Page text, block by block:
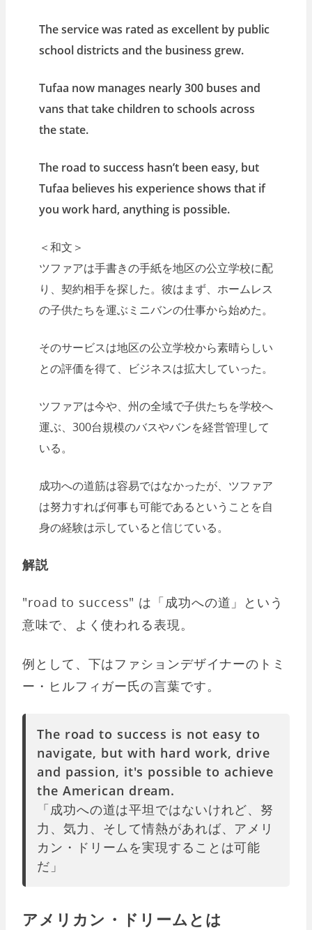
The service was rated as excellent by public
school districts and the business grew.
Tufaa now manages nearly 300 buses and
vans that take children to schools across
the state.
The road to success hasn’t been easy, but
Tufaa believes his experience shows that if
you work hard, anything is possible.
＜和文＞
ツファアは手書きの手紙を地区の公立学校に配
り、契約相手を探した。彼はまず、ホームレス
の子供たちを運ぶミニバンの仕事から始めた。
そのサービスは地区の公立学校から素晴らしい
との評価を得て、ビジネスは拡大していった。
ツファアは今や、州の全域で子供たちを学校へ
運ぶ、300台規模のバスやバンを経営管理して
いる。
成功への道筋は容易ではなかったが、ツファア
は努力すれば何事も可能であるということを自
身の経験は示していると信じている。
解説
"road to success" は「成功への道」という
意味で、よく使われる表現。
例として、下はファションデザイナーのトミ
ー・ヒルフィガー氏の言葉です。
The road to success is not easy to
navigate, but with hard work, drive
and passion, it's possible to achieve
the American dream.
「成功への道は平坦ではないけれど、努
力、気力、そして情熱があれば、アメリ
カン・ドリームを実現することは可能
だ」
アメリカン・ドリームとは